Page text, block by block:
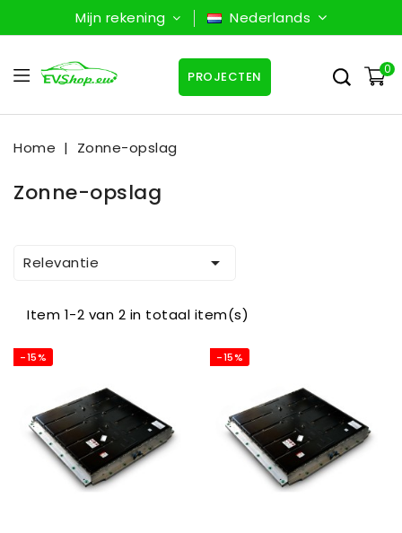
Mijn rekening Nederlands
0
PROJECTEN
Home Zonne-opslag
Zonne-opslag
Relevantie 
Item 1-2 van 2 in totaal item(s)
-15% -15%